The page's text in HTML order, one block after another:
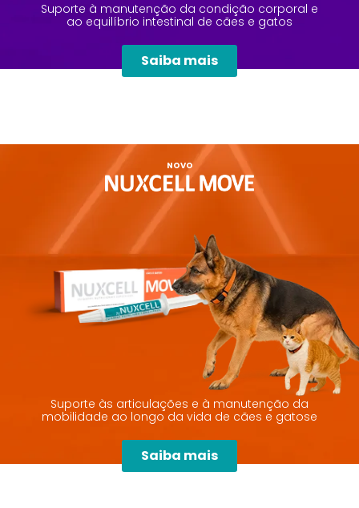
Suporte à manutenção da condição corporal e
ao equilíbrio intestinal de cães e gatos
Saiba mais
NOVO
Suporte às articulações e à manutenção da
mobilidade ao longo da vida de cães e gatose
Saiba mais